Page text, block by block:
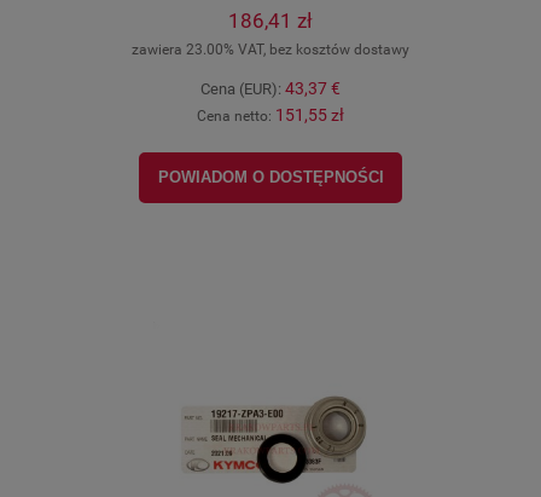
186,41 zł
zawiera 23.00% VAT, bez kosztów dostawy
Cena (EUR): 43,37 €
Cena netto: 151,55 zł
POWIADOM O DOSTĘPNOŚCI